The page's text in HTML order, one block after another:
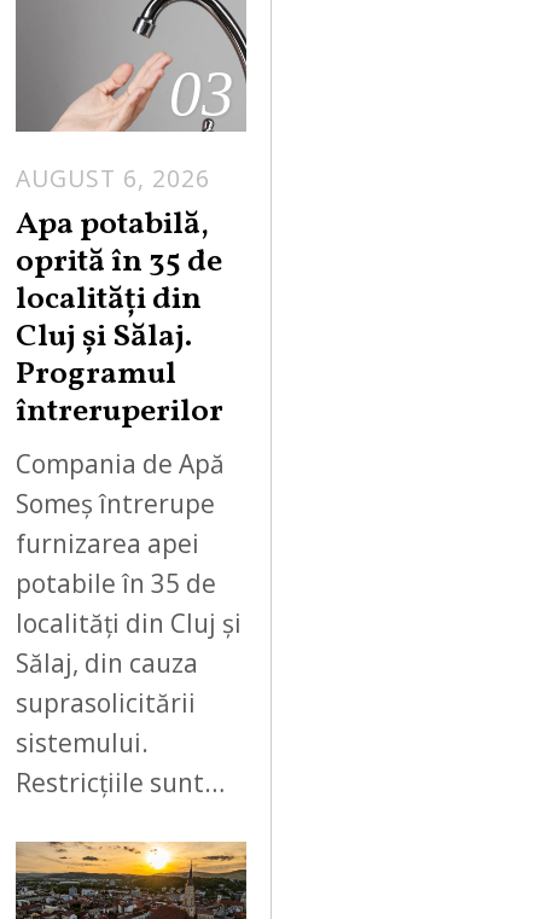
03
AUGUST 6, 2026
Apa potabilă,
oprită în 35 de
localități din
Cluj și Sălaj.
Programul
întreruperilor
Compania de Apă
Someș întrerupe
furnizarea apei
potabile în 35 de
localități din Cluj și
Sălaj, din cauza
suprasolicitării
sistemului.
Restricțiile sunt…